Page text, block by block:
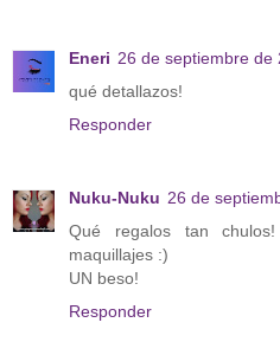
Eneri 26 de septiembre de
qué detallazos!
Responder
Nuku-Nuku 26 de
Qué regalos tan
maquillajes :)
UN beso!
Responder